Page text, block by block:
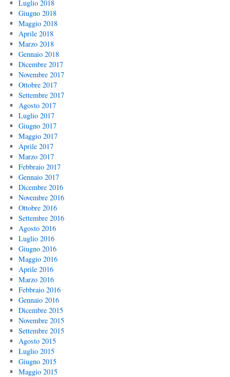
Luglio 2018
Giugno 2018
Maggio 2018
Aprile 2018
Marzo 2018
Gennaio 2018
Dicembre 2017
Novembre 2017
Ottobre 2017
Settembre 2017
Agosto 2017
Luglio 2017
Giugno 2017
Maggio 2017
Aprile 2017
Marzo 2017
Febbraio 2017
Gennaio 2017
Dicembre 2016
Novembre 2016
Ottobre 2016
Settembre 2016
Agosto 2016
Luglio 2016
Giugno 2016
Maggio 2016
Aprile 2016
Marzo 2016
Febbraio 2016
Gennaio 2016
Dicembre 2015
Novembre 2015
Settembre 2015
Agosto 2015
Luglio 2015
Giugno 2015
Maggio 2015